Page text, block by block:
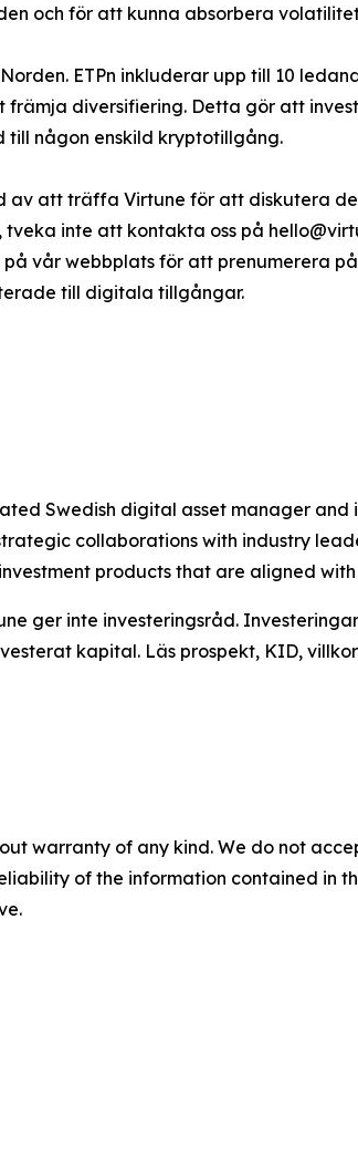
och för att kunna absorbera
ETPn inkluderar upp till 10
diversifiering. Detta gör att
någon enskild kryptotillgång.
av att träffa Virtune för att diskutera
inte att kontakta oss på
vår webbplats för att prenumerera
till digitala tillgångar.
Swedish digital asset manager
collaborations with industry
products that are aligned
ger inte investeringsråd.
kapital. Läs prospekt, KID,
warranty of any kind. We do not
of the information contained in